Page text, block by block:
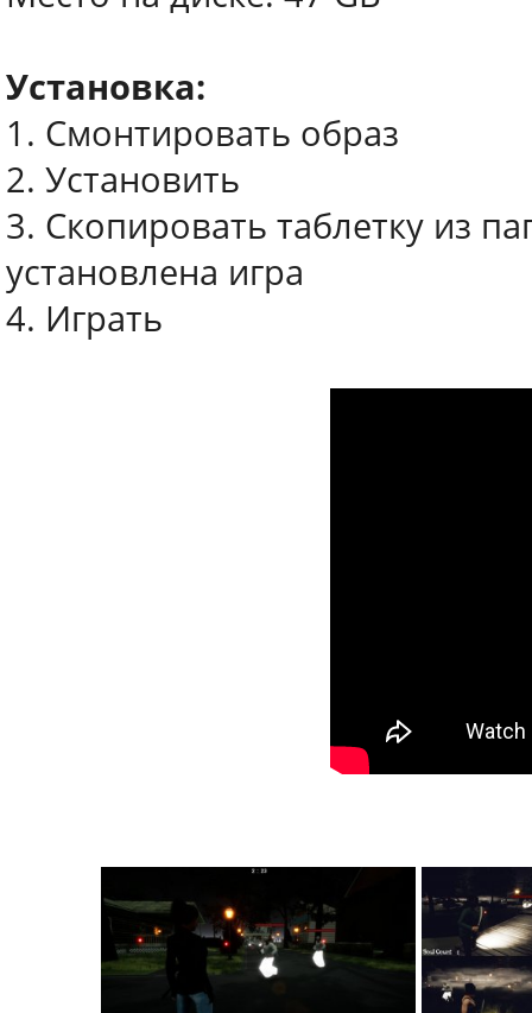
Установка:
1. Смонтировать образ
2. Установить
3. Скопировать таблетку из
установлена игра
4. Играть